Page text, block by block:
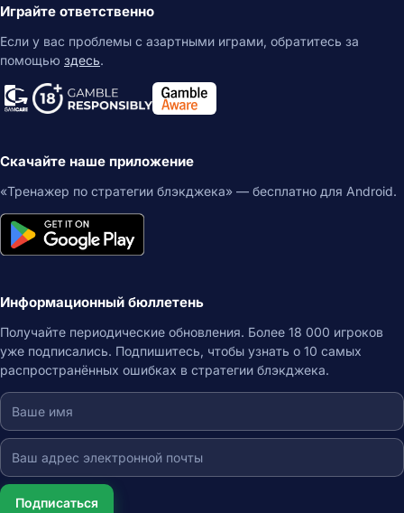
Играйте ответственно
Если у вас проблемы с азартными играми, обратитесь за
помощью здесь.
Скачайте наше приложение
«Тренажер по стратегии блэкджека» — бесплатно для Android.
Информационный бюллетень
Получайте периодические обновления. Более 18 000 игроков
уже подписались. Подпишитесь, чтобы узнать о 10 самых
распространённых ошибках в стратегии блэкджека.
Подписаться